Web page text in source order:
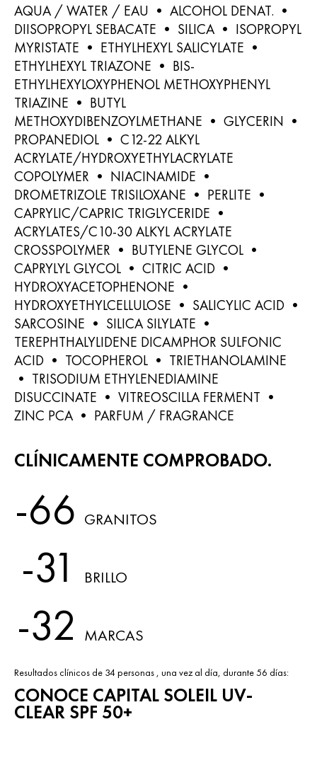
AQUA / WATER / EAU • ALCOHOL DENAT. •
DIISOPROPYL SEBACATE • SILICA • ISOPROPYL
MYRISTATE • ETHYLHEXYL SALICYLATE •
ETHYLHEXYL TRIAZONE • BIS-
ETHYLHEXYLOXYPHENOL METHOXYPHENYL
TRIAZINE • BUTYL
METHOXYDIBENZOYLMETHANE • GLYCERIN •
PROPANEDIOL • C12-22 ALKYL
ACRYLATE/HYDROXYETHYLACRYLATE
COPOLYMER • NIACINAMIDE •
DROMETRIZOLE TRISILOXANE • PERLITE •
CAPRYLIC/CAPRIC TRIGLYCERIDE •
ACRYLATES/C10-30 ALKYL ACRYLATE
CROSSPOLYMER • BUTYLENE GLYCOL •
CAPRYLYL GLYCOL • CITRIC ACID •
HYDROXYACETOPHENONE •
HYDROXYETHYLCELLULOSE • SALICYLIC ACID •
SARCOSINE • SILICA SILYLATE •
TEREPHTHALYLIDENE DICAMPHOR SULFONIC
ACID • TOCOPHEROL • TRIETHANOLAMINE
• TRISODIUM ETHYLENEDIAMINE
DISUCCINATE • VITREOSCILLA FERMENT •
ZINC PCA • PARFUM / FRAGRANCE
CLÍNICAMENTE COMPROBADO.
-66 GRANITOS
-31 BRILLO
-32 MARCAS
Resultados clínicos de 34 personas , una vez al día, durante 56 días:
CONOCE CAPITAL SOLEIL UV-
CLEAR SPF 50+